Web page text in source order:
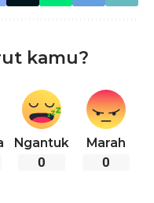
kamu?
Ngantuk
0
Marah
0